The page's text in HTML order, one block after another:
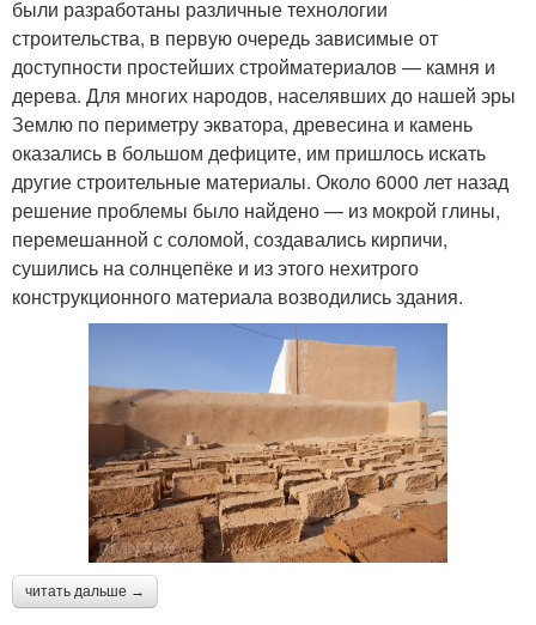
были разработаны различные технологии
строительства, в первую очередь зависимые от
доступности простейших стройматериалов — камня и
дерева. Для многих народов, населявших до нашей эры
Землю по периметру экватора, древесина и камень
оказались в большом дефиците, им пришлось искать
другие строительные материалы. Около 6000 лет назад
решение проблемы было найдено — из мокрой глины,
перемешанной с соломой, создавались кирпичи,
сушились на солнцепёке и из этого нехитрого
конструкционного материала возводились здания.
читать дальше →